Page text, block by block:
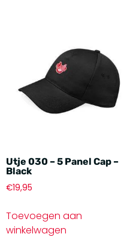
Utje 030 – 5 Panel Cap –
Black
€19,95
Toevoegen aan
winkelwagen